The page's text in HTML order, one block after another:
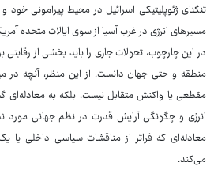
تنگنای ژئوپلیتیکی اسرائیل در محیط پیرامونی خود
مسیرهای انرژی در غرب آسیا از سوی ایالات متحده
در این چارچوب، تحولات جاری را باید بخشی از
منطقه و حتی جهان دانست. از این منظر، آنچه در
مقطعی یا واکنش متقابل نیست، بلکه به معادله‌ای
انرژی و چگونگی آرایش قدرت در نظم جهانی مورد
معادله‌ای که فراتر از مناقشات سیاسی داخلی یا
می‌کند.